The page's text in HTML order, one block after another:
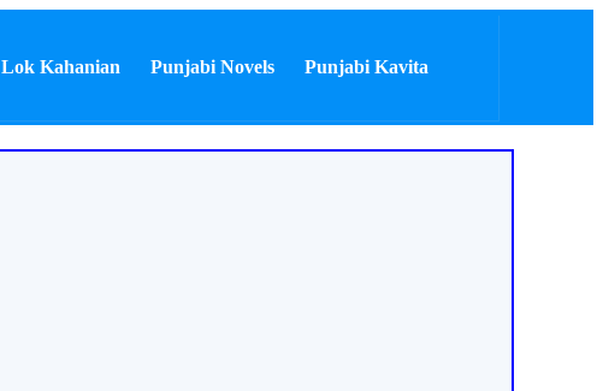
Lok Kahanian Punjabi Novels Punjabi Kavita